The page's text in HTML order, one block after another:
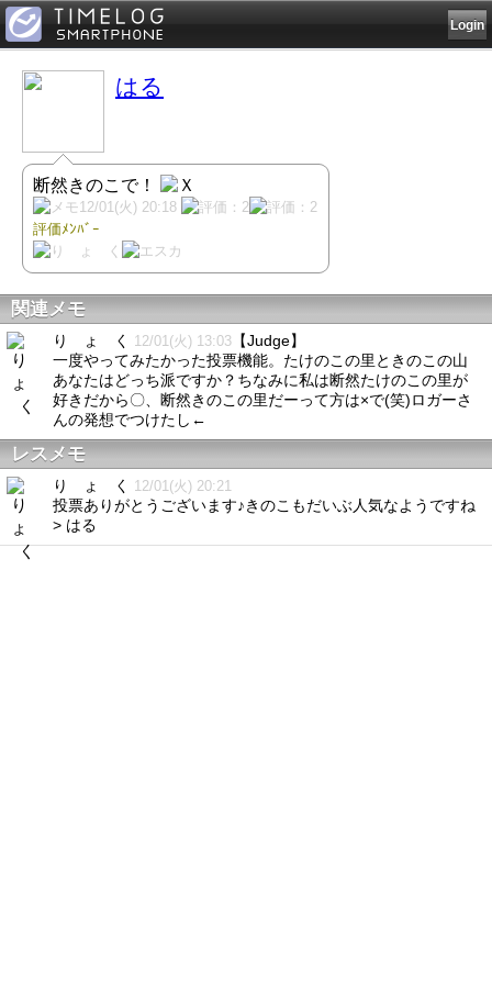
Login
はる
断然きのこで！
12/01(火) 20:18
評価ﾒﾝﾊﾞｰ
関連メモ
り ょ く 12/01(火) 13:03 【Judge】
一度やってみたかった投票機能。たけのこの里ときのこの山
あなたはどっち派ですか？ちなみに私は断然たけのこの里が
好きだから〇、断然きのこの里だーって方は×で(笑)ロガーさ
んの発想でつけたし←
レスメモ
り ょ く 12/01(火) 20:21
投票ありがとうございます♪きのこもだいぶ人気なようですね
> はる